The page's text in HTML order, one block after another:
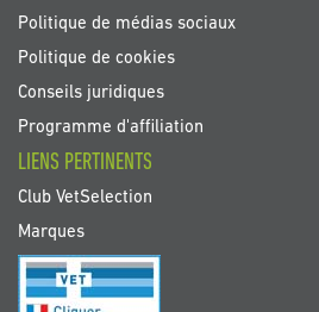
Politique de médias sociaux
Politique de cookies
Conseils juridiques
Programme d'affiliation
LIENS PERTINENTS
Club VetSelection
Marques